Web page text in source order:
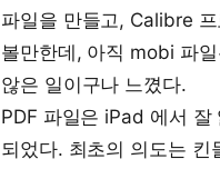
파일을 만들고, Calibre
볼만한데, 아직 mobi 파
않은 일이구나 느꼈다.
PDF 파일은 iPad 에서 잘
되었다. 최초의 의도는